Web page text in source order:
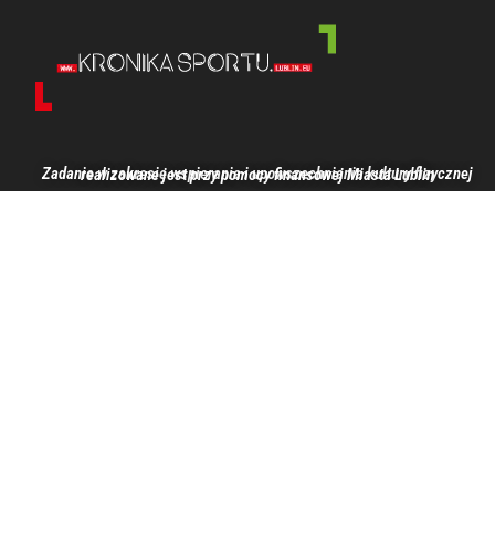
Zadanie w zakresie wspierania i upowszechniania kultury fizycznej realizowane jest przy pomocy finansowej Miasta Lublin